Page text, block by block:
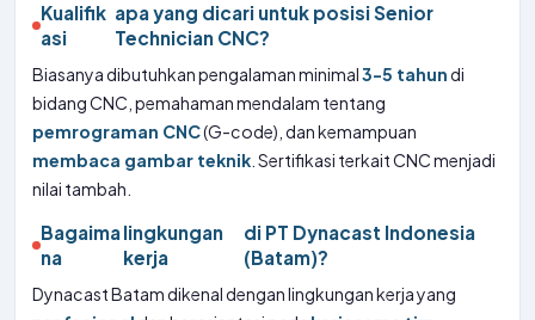
Kualifik
asi
apa yang dicari untuk posisi Senior
Technician CNC?
Biasanya dibutuhkan pengalaman minimal3-5 tahundi
bidang CNC, pemahaman mendalam tentang
pemrograman CNC(G-code), dan kemampuan
membaca gambar teknik . Sertifikasi terkait CNC menjadi
nilai tambah.
Bagaima
na
lingkungan
kerja
di PT Dynacast Indonesia
(Batam)?
Dynacast Batam dikenal dengan lingkungan kerja yang